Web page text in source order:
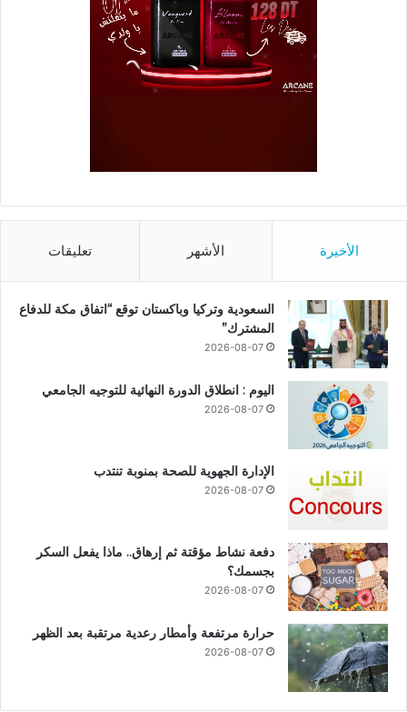
الأخيرة الأشهر تعليقات
السعودية وتركيا وباكستان توقع “اتفاق مكة للدفاع
المشترك”
2026-08-07
اليوم : انطلاق الدورة النهائية للتوجيه الجامعي
2026-08-07
الإدارة الجهوية للصحة بمنوبة تنتدب
2026-08-07
دفعة نشاط مؤقتة ثم إرهاق.. ماذا يفعل السكر
بجسمك؟
2026-08-07
حرارة مرتفعة وأمطار رعدية مرتقبة بعد الظهر
2026-08-07